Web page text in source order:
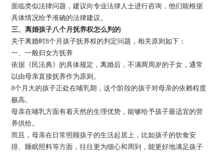
面临类似法律问题，建议向专业法律人士进行咨询，他们能根据
具体情况给予准确的法律建议。
三、离婚孩子八个月抚养权怎么判的
关于离婚时8个月孩子抚养权的判定问题，相关原则如下：
一、一般归女方抚养
依据《民法典》的具体规定，离婚后，不满两周岁的子女，通常
以由母亲直接抚养作为原则。
8个月大的孩子正处在哺乳期，这个阶段的孩子对母亲的依赖程度
极高。
母亲在哺乳方面有着天然的生理优势，能够给予孩子最适宜的营
养供给。
而且，母亲在日常照顾孩子的生活起居上，比如孩子的饮食安
排、睡眠照料等方面，往往更为细心和周到，能更好地满足孩子